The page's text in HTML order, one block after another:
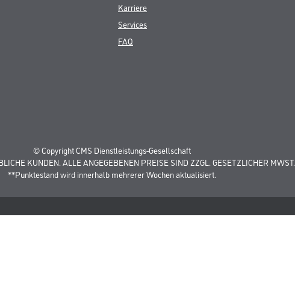
Karriere
Services
FAQ
© Copyright CMS Dienstleistungs-Gesellschaft
KUNDEN. ALLE ANGEGEBENEN PREISE SIND ZZGL. GESETZLICHER MWST.
**Punktestand wird innerhalb mehrerer Wochen aktualisiert.